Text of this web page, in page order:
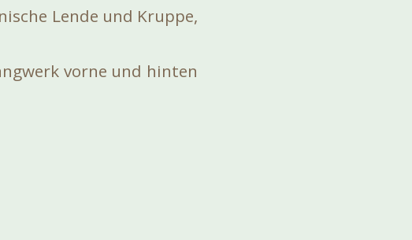
Lende und Kruppe,
vorne und hinten